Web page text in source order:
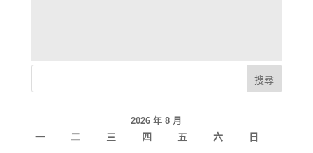
2026 年 8 月
一 二 三 四 五 六
日